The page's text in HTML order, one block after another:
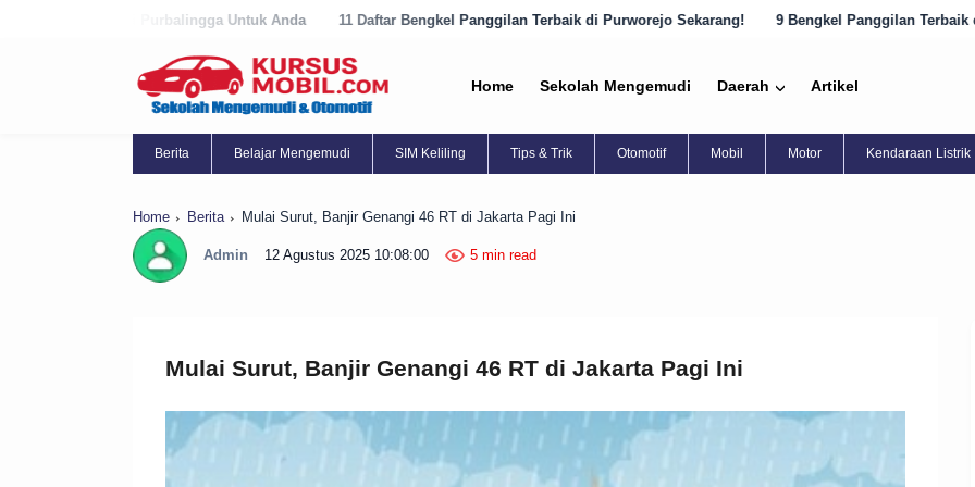
11 Daftar Bengkel Panggilan Terbaik di Purworejo Sekarang! 9 Bengkel Panggilan Terbaik di Semarang yang Harus
Home Sekolah Mengemudi Daerah Artikel
Berita Belajar Mengemudi SIM Keliling Tips & Trik Otomotif Mobil Motor Kendaraan Listrik
Home Berita Mulai Surut, Banjir Genangi 46 RT di Jakarta Pagi Ini
Admin 12 Agustus 2025 10:08:00 5 min read
Mulai Surut, Banjir Genangi 46 RT di Jakarta Pagi Ini